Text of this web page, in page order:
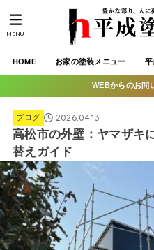
HOME お家の塗装メニュー 平
MENU
WEBからのお問
ブログ 2026.04.13
高松市の外壁：ヤマザキ
替えガイド